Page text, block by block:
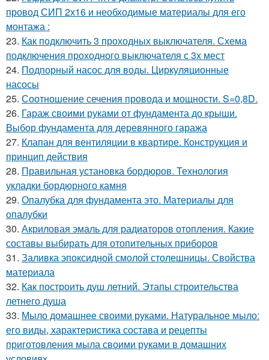
провод СИП 2х16 и необходимые материалы для его
монтажа :
23. Как подключить 3 проходных выключателя. Схема
подключения проходного выключателя с 3х мест
24. Подпорный насос для воды. Циркуляционные
насосы
25. Соотношение сечения провода и мощности. S=0,8D.
26. Гараж своими руками от фундамента до крыши.
Выбор фундамента для деревянного гаража
27. Клапан для вентиляции в квартире. Конструкция и
принцип действия
28. Правильная установка бордюров. Технология
укладки бордюрного камня
29. Опалубка для фундамента это. Материалы для
опалубки
30. Акриловая эмаль для радиаторов отопления. Какие
составы выбирать для отопительных приборов
31. Заливка эпоксидной смолой столешницы. Свойства
материала
32. Как построить душ летний. Этапы строительства
летнего душа
33. Мыло домашнее своими руками. Натуральное мыло:
его виды, характеристика состава и рецепты
приготовления мыла своими руками в домашних